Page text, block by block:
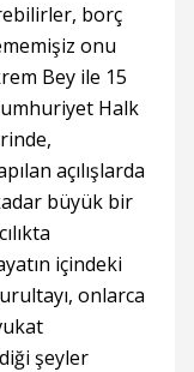
borç
onu
Bey ile 15
Halk
açılışlarda
büyük bir
içindeki
onlarca
şeyler